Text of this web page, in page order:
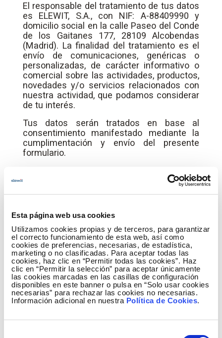
Esta página web usa cookies
Utilizamos cookies propias y de terceros, para garantizar
el correcto funcionamiento de esta web, así como
cookies de preferencias, necesarias, de estadística,
marketing o no clasificadas. Para aceptar todas las
cookies, haz clic en “Permitir todas las cookies”. Haz
clic en “Permitir la selección” para aceptar únicamente
las cookies marcadas en las casillas de configuración
disponibles en este banner o pulsa en “Solo usar cookies
necesarias” para rechazar las cookies no necesarias.
Información adicional en nuestra Política de Cookies.
El responsable del tratamiento de tus datos
es ELEWIT, S.A., con NIF: A-88409990 y
domicilio social en la calle Paseo del Conde
de los Gaitanes 177, 28109 Alcobendas
(Madrid). La finalidad del tratamiento es el
envío de comunicaciones, genéricas o
personalizadas, de carácter informativo o
comercial sobre las actividades, productos,
novedades y/o servicios relacionados con
nuestra actividad, que podamos considerar
de tu interés.
Tus datos serán tratados en base al
consentimiento manifestado mediante la
cumplimentación y envío del presente
formulario.
sociedades de Redeia (puedes consultar
establezca una obligación legal, tus datos
podrían comunicarse a órganos de la
Administración Pública, organismos
judiciales o reguladores u otras entidades
privadas, como empresas auditoras.
Asimismo, otras sociedades (por ejemplo,
otras empresas de Redeia) pueden acceder
a tus datos para prestar un servicio a
ELEWIT. S.A., y bajo nuestras instrucciones.
No existe previsión de transferencia de tus
Europeo, salvo en aquellos supuestos en